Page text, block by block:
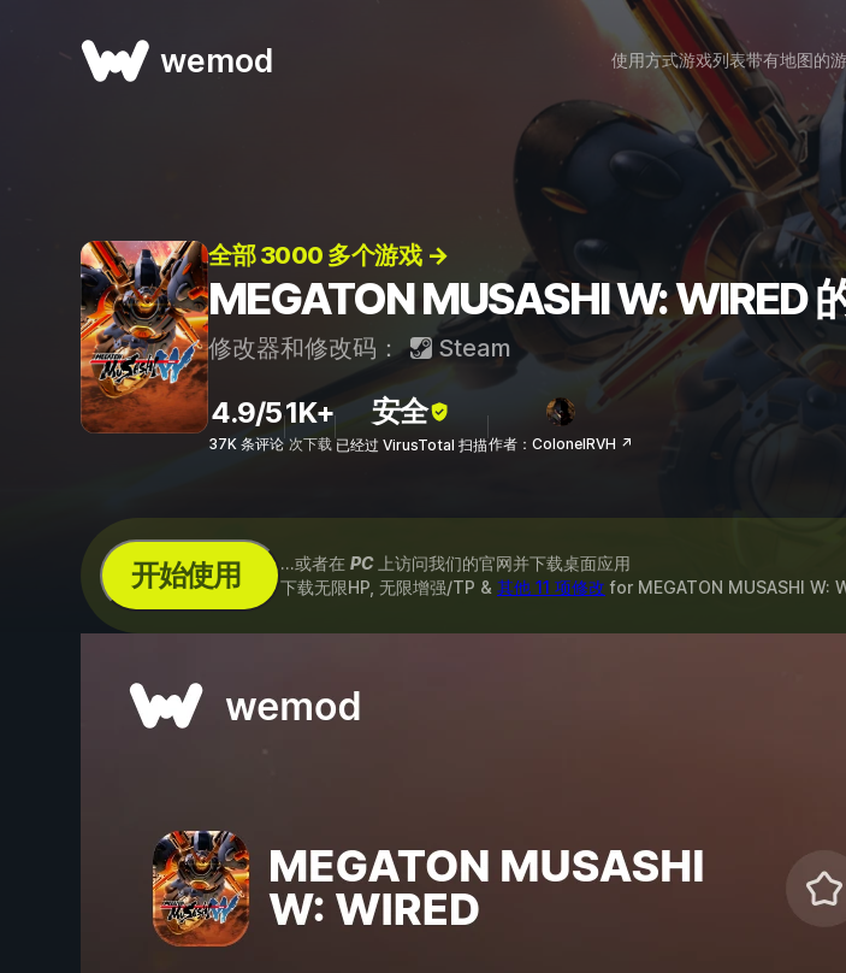
wemod 使用方式游戏列表带有地图的
全部 3000 多个游戏 →
MEGATON MUSASHI W: WIRED
修改器和修改码： Steam
4.9/5
37K 条评论
1K+
次下载
安全
已经过 VirusTotal 扫描作者：ColonelRVH ↗
开始使用 ...或者在 PC上访问我们的官网并下载桌面应用
下载无限HP, 无限增强/TP & 其他 11 项修改 for MEGATON MUSASHI W: